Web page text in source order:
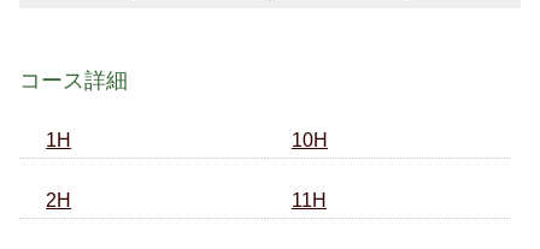
コース詳細
1H 10H
2H 11H